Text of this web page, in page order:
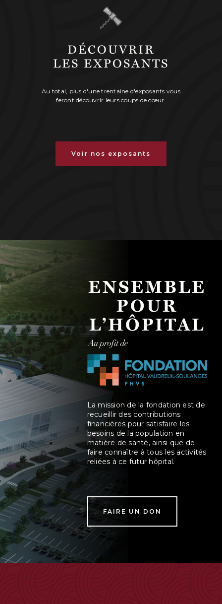
DÉCOUVRIR
LES EXPOSANTS
Au total, plus d'une trentaine d'exposants vous
feront découvrir leurs coups de cœur.
Voir nos exposants
ENSEMBLE
POUR
L’HÔPITAL
La mission de la fondation est de
recueillir des contributions
financières pour satisfaire les
besoins de la population en
matière de santé, ainsi que de
faire connaître à tous les activités
reliées à ce futur hôpital.
FAIRE UN DON